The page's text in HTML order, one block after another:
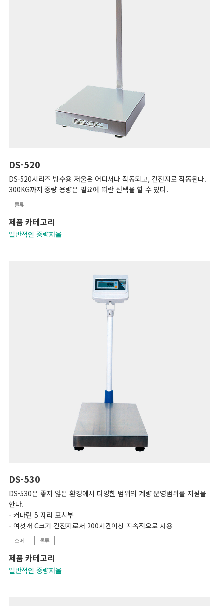
DS-520
DS-520시리즈 방수용 저울은 어디서나 작동되고, 건전지로 작동된다.
300KG까지 중량 용량은 필요에 따란 선택을 할 수 있다.
물류
제품 카테고리
일반적인 중량저울
DS-530
DS-530은 좋지 않은 환경에서 다양한 범위의 계량 운영범위를 지원을
한다.
- 커다란 5 자리 표시부
- 여섯개 C크기 건전지로서 200시간이상 지속적으로 사용
소매 물류
제품 카테고리
일반적인 중량저울